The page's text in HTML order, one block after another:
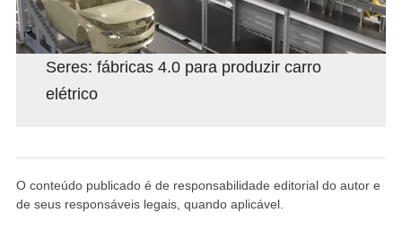
Seres: fábricas 4.0 para produzir carro
elétrico
O conteúdo publicado é de responsabilidade editorial do autor e
de seus responsáveis legais, quando aplicável.